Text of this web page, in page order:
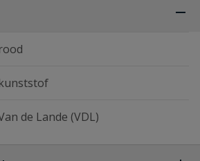
rood
kunststof
de Lande (VDL)